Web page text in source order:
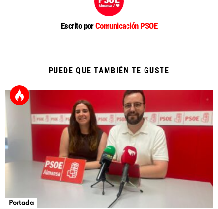
Escrito porComunicación PSOE
PUEDE QUE TAMBIÉN TE GUSTE
Portada